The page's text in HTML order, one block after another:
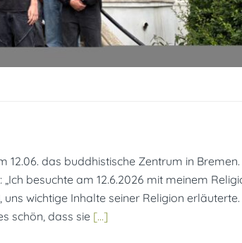
das buddhistische Zentrum in Bremen.
besuchte am 12.6.2026 mit meinem
wichtige Inhalte seiner Religion
schön, dass sie […]